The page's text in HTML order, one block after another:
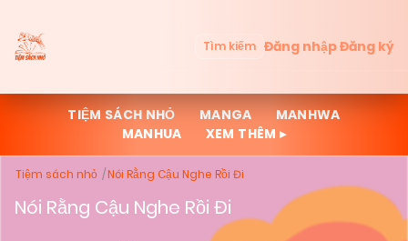
Tìm kiếm Đăng nhậpĐăng ký
TIỆM SÁCH NHỎ MANGA
MANHWA
MANHUA
XEM THÊM ▸
Tiệm sách nhỏ Nói Rằng Cậu Nghe Rồi Đi
Nói Rằng Cậu Nghe Rồi Đi